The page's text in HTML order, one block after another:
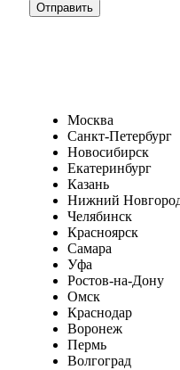
Москва
Санкт-Петербург
Новосибирск
Екатеринбург
Казань
Нижний
Челябинск
Красноярск
Самара
Уфа
Ростов-на-Дону
Омск
Краснодар
Воронеж
Пермь
Волгоград